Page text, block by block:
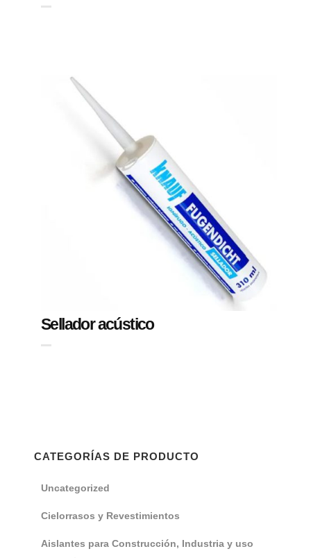
Sellador acústico
CATEGORÍAS DE PRODUCTO
Uncategorized
Cielorrasos y Revestimientos
Aislantes para Construcción, Industria y uso